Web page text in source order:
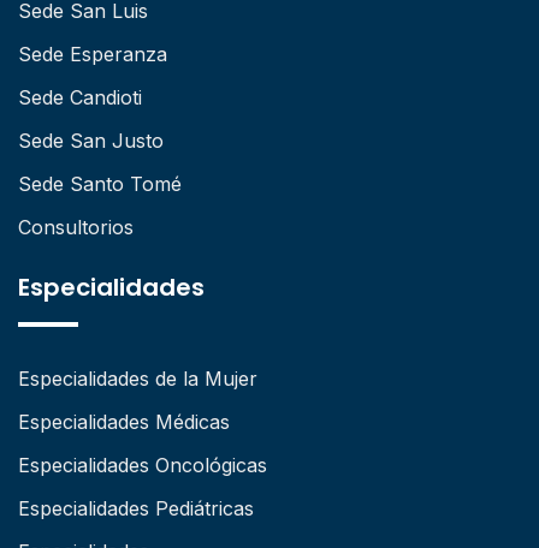
Sede San Luis
Sede Esperanza
Sede Candioti
Sede San Justo
Sede Santo Tomé
Consultorios
Especialidades
Especialidades de la Mujer
Especialidades Médicas
Especialidades Oncológicas
Especialidades Pediátricas